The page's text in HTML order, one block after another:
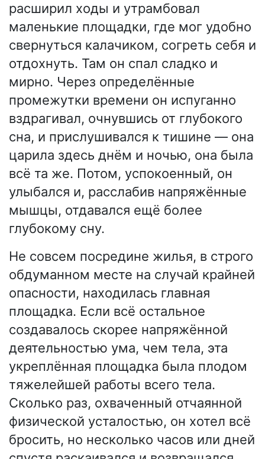
расширил ходы и утрамбовал
маленькие площадки, где мог удобно
свернуться калачиком, согреть себя и
отдохнуть. Там он спал сладко и
мирно. Через определённые
промежутки времени он испуганно
вздрагивал, очнувшись от глубокого
сна, и прислушивался к тишине — она
царила здесь днём и ночью, она была
всё та же. Потом, успокоенный, он
улыбался и, расслабив напряжённые
мышцы, отдавался ещё более
глубокому сну.
Не совсем посредине жилья, в строго
обдуманном месте на случай крайней
опасности, находилась главная
площадка. Если всё остальное
создавалось скорее напряжённой
деятельностью ума, чем тела, эта
укреплённая площадка была плодом
тяжелейшей работы всего тела.
Сколько раз, охваченный отчаянной
физической усталостью, он хотел всё
бросить, но несколько часов или дней